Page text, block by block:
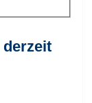
derzeit